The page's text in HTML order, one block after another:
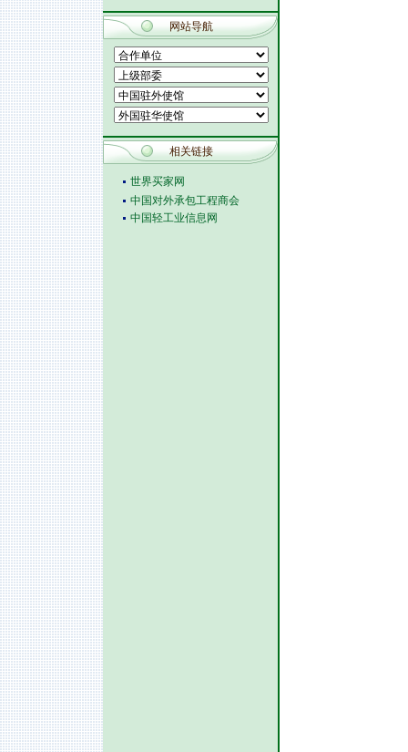
网站导航
相关链接
世界买家网
中国对外承包工程商会
中国轻工业信息网